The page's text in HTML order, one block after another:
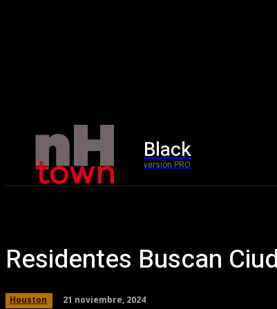
Black
version PRO
Residentes Buscan
Houston 21 noviembre, 2024